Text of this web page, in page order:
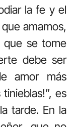
la fe y el
amamos,
que se tome
debe ser
amor más
es
tarde. En la